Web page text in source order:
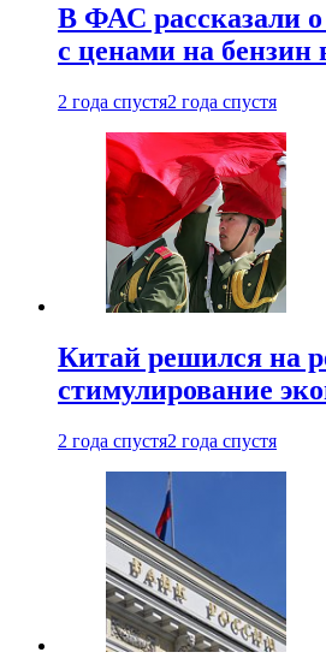
В ФАС рассказали
с ценами на
2 года спустя2 года спустя
Китай решился на
стимулирование
2 года спустя2 года спустя